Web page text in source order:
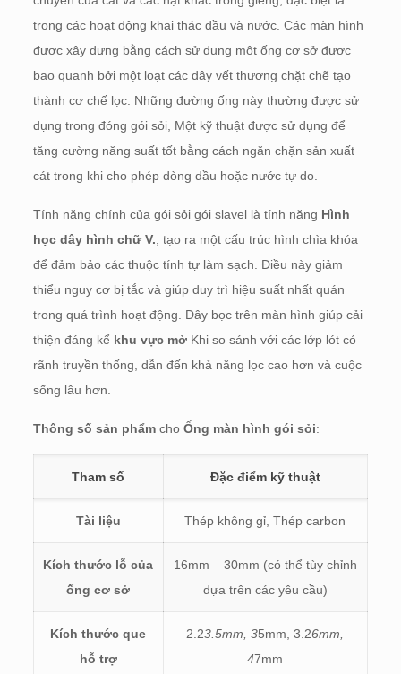
trong các hoạt động khai thác dầu và nước. Các màn hình
được xây dựng bằng cách sử dụng một ống cơ sở được
bao quanh bởi một loạt các dây vết thương chặt chẽ tạo
thành cơ chế lọc. Những đường ống này thường được sử
dụng trong đóng gói sỏi, Một kỹ thuật được sử dụng để
tăng cường năng suất tốt bằng cách ngăn chặn sản xuất
cát trong khi cho phép dòng dầu hoặc nước tự do.
Tính năng chính của gói sỏi gói slavel là tính năng Hình
học dây hình chữ V. , tạo ra một cấu trúc hình chìa khóa
để đảm bảo các thuộc tính tự làm sạch. Điều này giảm
thiểu nguy cơ bị tắc và giúp duy trì hiệu suất nhất quán
trong quá trình hoạt động. Dây bọc trên màn hình giúp cải
thiện đáng kể khu vực mởKhi so sánh với các lớp lót có
rãnh truyền thống, dẫn đến khả năng lọc cao hơn và cuộc
sống lâu hơn.
Thông số sản phẩmcho Ống màn hình gói sỏi:
Tham số Đặc điểm kỹ thuật
Tài liệu Thép không gỉ, Thép carbon
Kích thước lỗ của
ống cơ sở
16mm – 30mm (có thể tùy chỉnh
dựa trên các yêu cầu)
Kích thước que
hỗ trợ
2.23.5mm, 35mm, 3.26mm,
47mm